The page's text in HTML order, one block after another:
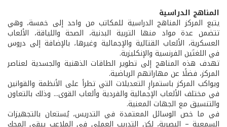
المناهج الدراسية
يتبع المركز المناهج الدراسية للمكاتب من واحد إلى خمسة، وهي
تتضمن عدة مواد منها التربية البدنية، الصحة واللياقة، الألعاب
العسكرية، الألعاب القتالية والإجمالية وغيرها، بالإضافة إلى دروس
في اللغتَين الفرنسية والإنكليزية.
تهدف هذه المناهج إلى تطوير الطاقات الذهنية والجسدية لعناصر
المركز، فضلًا عن مهاراتهم الرياضية.
ويواكب المركز باستمرارٍ التعديلات التي تطرأ على الأنظمة والقوانين
في مختلف الألعاب الإجمالية والفردية وألعاب القوى... وذلك بالتعاون
والتنسيق مع الجهات المعنية.
في ما خص الوسائل المعتمدة في التدريس، يُستعان بالتجهيزات
السمعية – البصرية، لكن التدريب العملي في الملاعب يبقى المحك